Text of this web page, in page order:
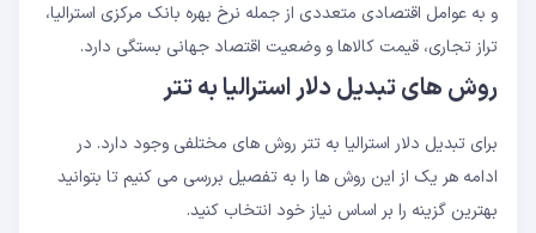
و به عوامل اقتصادی متعددی از جمله نرخ بهره بانک مرکزی استرالیا،
تراز تجاری، قیمت کالاها و وضعیت اقتصاد جهانی بستگی دارد.
روش های تبدیل دلار استرالیا به تتر
برای تبدیل دلار استرالیا به تتر روش های مختلفی وجود دارد. در
ادامه هر یک از این روش ها را به تفصیل بررسی می کنیم تا بتوانید
بهترین گزینه را بر اساس نیاز خود انتخاب کنید.